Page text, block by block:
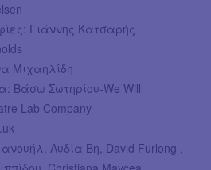
Γιάννης Κατσαρής
Μιχαηλίδη
Βάσω Σωτηρίου-We Will
Lab Company
Λυδία Βη, David Furlong ,